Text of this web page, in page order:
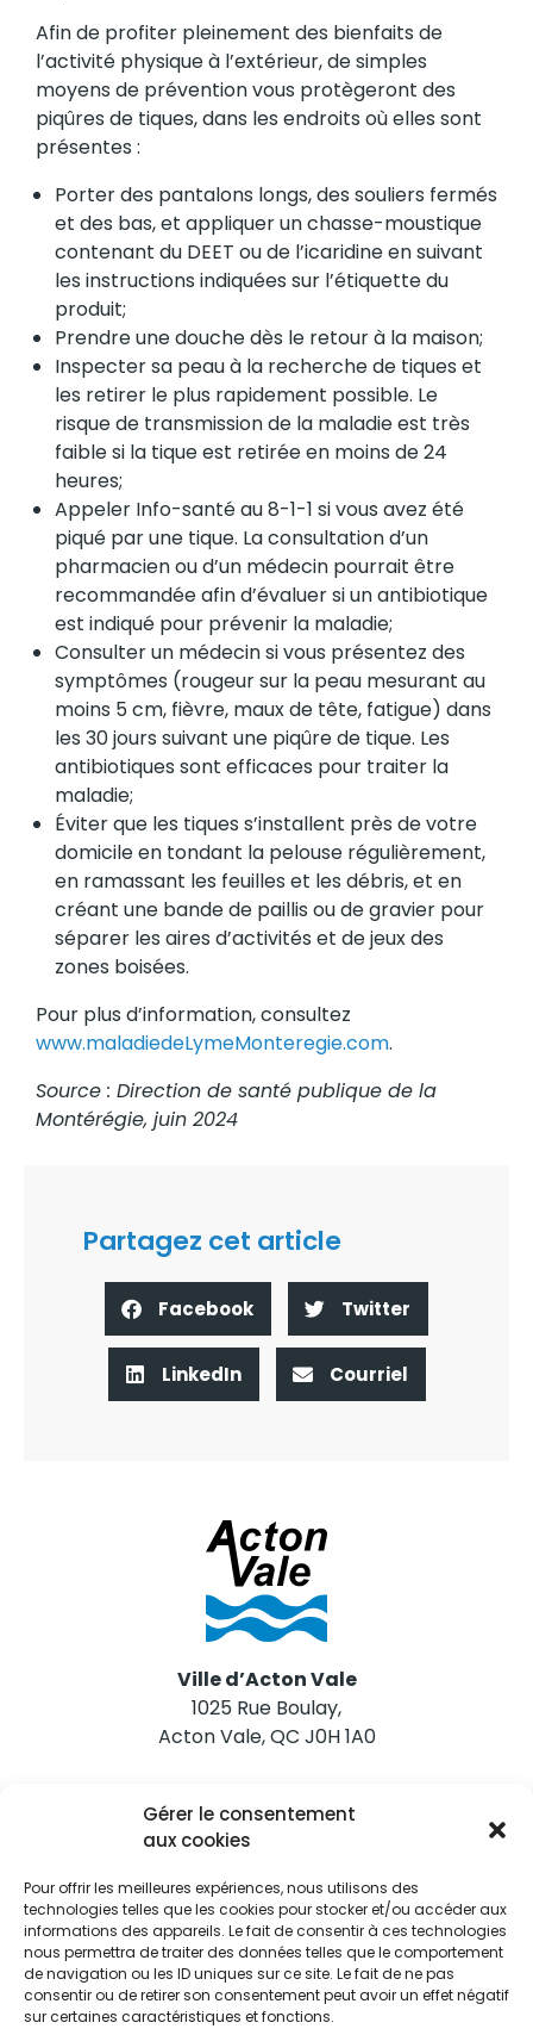
Gérer le consentement
aux cookies
Pour offrir les meilleures expériences, nous utilisons des
technologies telles que les cookies pour stocker et/ou accéder aux
informations des appareils. Le fait de consentir à ces technologies
nous permettra de traiter des données telles que le comportement
de navigation ou les ID uniques sur ce site. Le fait de ne pas
consentir ou de retirer son consentement peut avoir un effet négatif
sur certaines caractéristiques et fonctions.
Afin de profiter pleinement des bienfaits de
l’activité physique à l’extérieur, de simples
moyens de prévention vous protègeront des
piqûres de tiques, dans les endroits où elles sont
présentes :
Porter des pantalons longs, des souliers fermés
et des bas, et appliquer un chasse-moustique
contenant du DEET ou de l’icaridine en suivant
les instructions indiquées sur l’étiquette du
produit;
Prendre une douche dès le retour à la maison;
Inspecter sa peau à la recherche de tiques et
les retirer le plus rapidement possible. Le
risque de transmission de la maladie est très
faible si la tique est retirée en moins de 24
heures;
Appeler Info-santé au 8-1-1 si vous avez été
piqué par une tique. La consultation d’un
pharmacien ou d’un médecin pourrait être
recommandée afin d’évaluer si un antibiotique
est indiqué pour prévenir la maladie;
Consulter un médecin si vous présentez des
symptômes (rougeur sur la peau mesurant au
moins 5 cm, fièvre, maux de tête, fatigue) dans
les 30 jours suivant une piqûre de tique. Les
antibiotiques sont efficaces pour traiter la
maladie;
Éviter que les tiques s’installent près de votre
domicile en tondant la pelouse régulièrement,
en ramassant les feuilles et les débris, et en
créant une bande de paillis ou de gravier pour
séparer les aires d’activités et de jeux des
zones boisées.
Pour plus d’information, consultez
www.maladiedeLymeMonteregie.com.
Source : Direction de santé publique de la
Montérégie, juin 2024
Partagez cet article
Facebook Twitter
LinkedIn Courriel
Ville d’Acton Vale
1025 Rue Boulay,
Acton Vale, QC J0H 1A0
Nous joindre
Tél. 450 546-2703
Restez informés
Abonnez-vous aux alertes municipales